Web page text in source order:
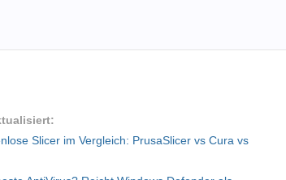
Slicer im Vergleich: PrusaSlicer vs Cura vs